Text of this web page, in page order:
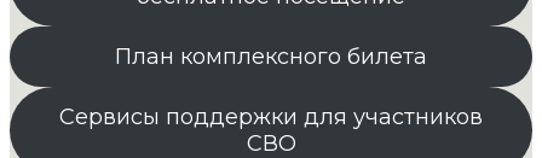
План комплексного билета
Сервисы поддержки для участников
СВО